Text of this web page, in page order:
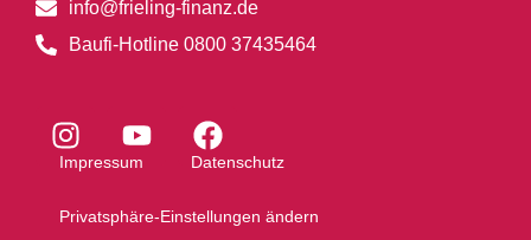
info@frieling-finanz.de
Baufi-Hotline 0800 37435464
Impressum Datenschutz
Privatsphäre-Einstellungen ändern